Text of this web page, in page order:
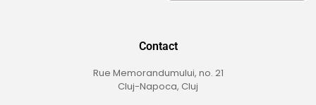
Contact
Rue Memorandumului, no. 21
Cluj-Napoca, Cluj